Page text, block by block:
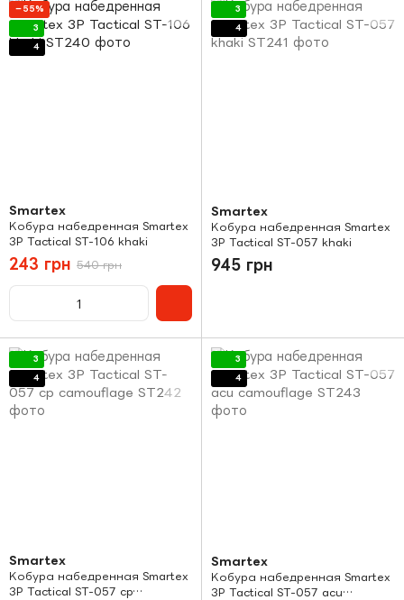
−55%
3
4
Smartex
Кобура набедренная Smartex
3P Tactical ST-106 khaki
243 грн 540 грн
3
4
Smartex
Кобура набедренная Smartex
3P Tactical ST-057 khaki
945 грн
3
4
Smartex
Кобура набедренная Smartex
3P Tactical ST-057 cp
3
4
Smartex
Кобура набедренная Smartex
3P Tactical ST-057 acu